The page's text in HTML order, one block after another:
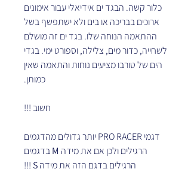
כלור קשה. הבגד ים אידיאלי עבור אימונים
ארוכים בבריכה או בים ולא ישתפשף בשל
ההתאמה הנוחה שלו. בגד ים זה מושלם
לשחייה, כדור מים, צלילה, וספורט ימי. בגדי
הים של טורבו מציעים נוחות והתאמה שאין
כמותן.
חשוב !!!
דגמי PRO RACER יותר גדולים מהדגמים
הרגילים ולכן אם את מידה Mבדגמים
הרגילים בדגם הזה את מידהS
!!!